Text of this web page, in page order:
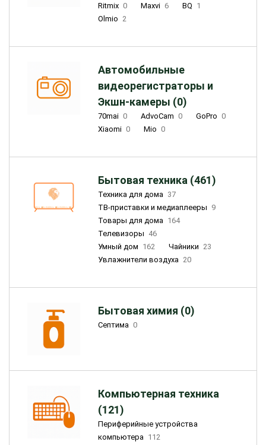
Ritmix 0 Maxvi 6 BQ 1
Olmio 2
Автомобильные
видеорегистраторы и
Экшн-камеры (0)
70mai 0 AdvoCam 0 GoPro 0
Xiaomi 0 Mio 0
Бытовая техника (461)
Техника для дома 37
ТВ-приставки и медиаплееры 9
Товары для дома 164
Телевизоры 46
Умный дом 162 Чайники 23
Увлажнители воздуха 20
Бытовая химия (0)
Септима 0
Компьютерная техника
(121)
Периферийные устройства
компьютера 112